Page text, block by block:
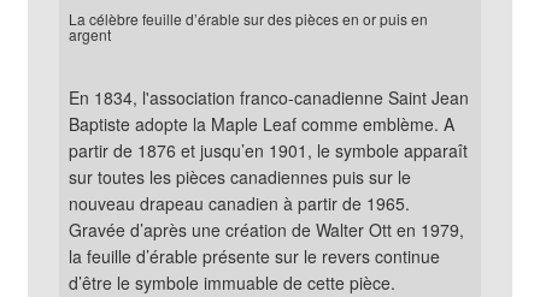
La célèbre feuille d’érable sur des pièces en or puis en
argent
En 1834, l'association franco-canadienne Saint Jean
Baptiste adopte la Maple Leaf comme emblème. A
partir de 1876 et jusqu’en 1901, le symbole apparaît
sur toutes les pièces canadiennes puis sur le
nouveau drapeau canadien à partir de 1965.
Gravée d’après une création de Walter Ott en 1979,
la feuille d’érable présente sur le revers continue
d’être le symbole immuable de cette pièce.